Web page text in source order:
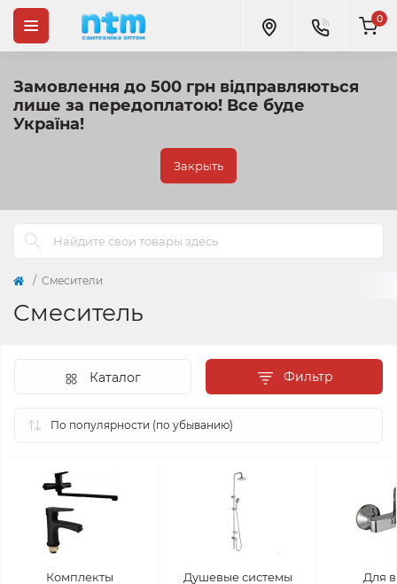
Замовлення до 500 грн відправляються
лише за передоплатою! Все буде
Україна!
Закрыть
0
Cмесители
Cмеситель
Фильтр
Каталог
Комплекты
Душевые системы Для